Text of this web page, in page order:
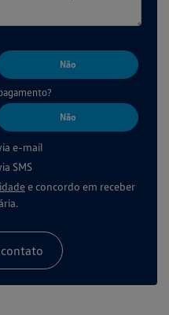
Não
Não
e-mail
SMS
e concordo em receber